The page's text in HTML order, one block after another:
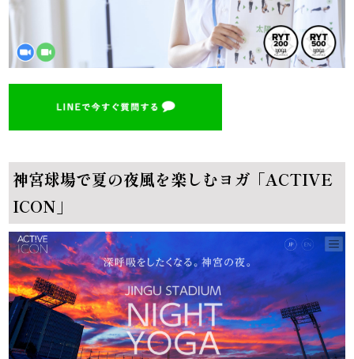
神宮球場で夏の夜風を楽しむヨガ「ACTIVE
ICON」